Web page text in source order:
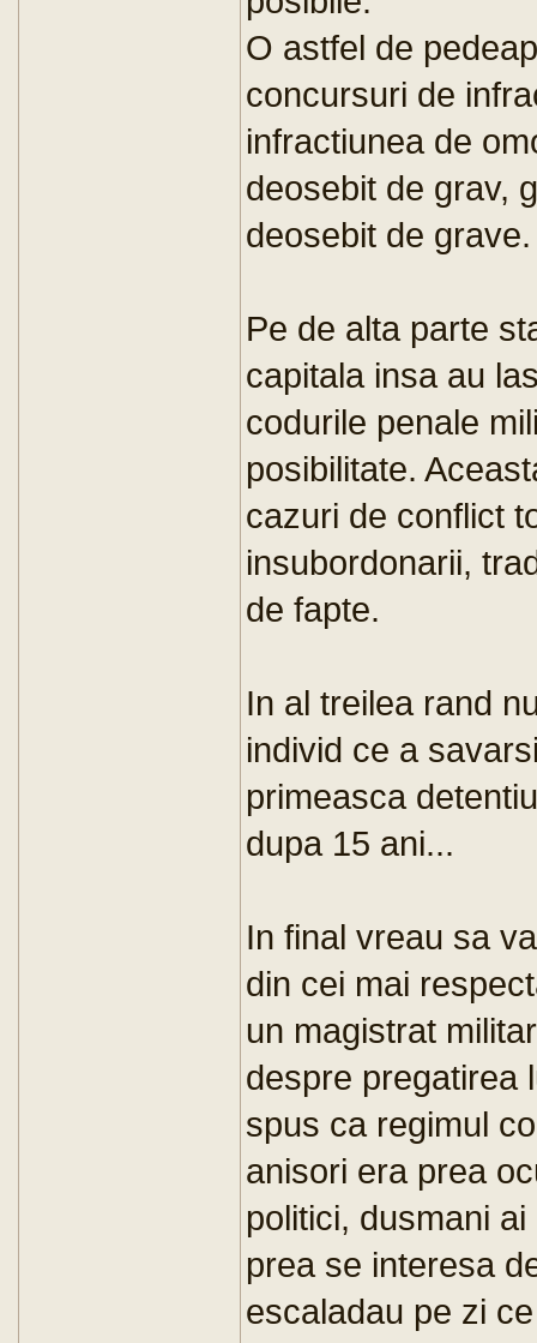
O astfel de
concursuri de
infractiunea de
deosebit de grav,
deosebit de grave.
Pe de alta parte
capitala insa au
codurile penale
posibilitate.
cazuri de conflict
insubordonarii,
de fapte.
In al treilea rand
individ ce a
primeasca
dupa 15 ani...
In final vreau sa
din cei mai
un magistrat
despre pregatirea
spus ca regimul
anisori era prea
politici, dusmani
prea se interesa
escaladau pe zi